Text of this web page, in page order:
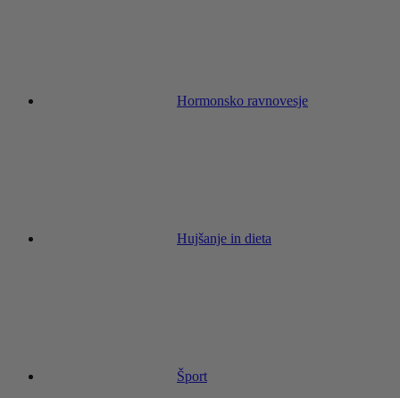
Hormonsko ravnovesje
Hujšanje in dieta
Šport